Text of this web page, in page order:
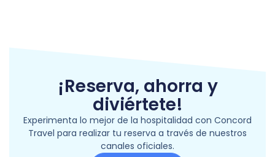
¡Reserva, ahorra y
diviértete!
Experimenta lo mejor de la hospitalidad con Concord
Travel para realizar tu reserva a través de nuestros
canales oficiales.